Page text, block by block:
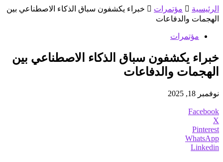
الرئيسية مؤتمرات
خبراء يكشفون سباق الذكاء الاصطناعي بين
الهجمات والدفاعات
مؤتمرات
خبراء يكشفون سباق الذكاء الاصطناعي بين
الهجمات والدفاعات
نوفمبر 18, 2025
Facebook
X
Pinterest
WhatsApp
Linkedin